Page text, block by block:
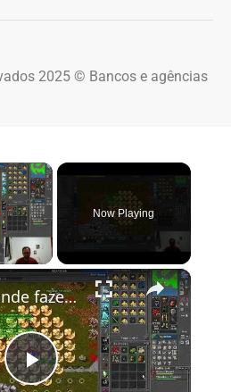
2025 © Bancos e agências
×
Video
Now Playing
×
Play Video
Rubinot onde fazer a Task de Oramond